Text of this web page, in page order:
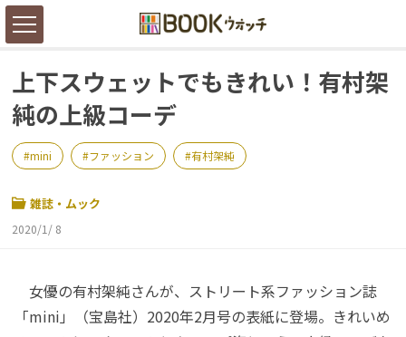
上下スウェットでもきれい！有村架
純の上級コーデ
mini ファッション 有村架純
雑誌・ムック
2020/1/ 8
女優の有村架純さんが、ストリート系ファッション誌
「mini」（宝島社）2020年2月号の表紙に登場。きれいめ